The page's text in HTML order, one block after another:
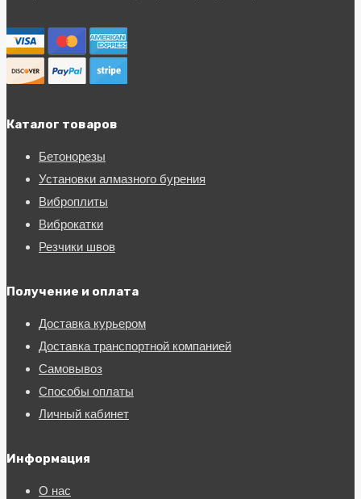
Каталог товаров
Бетонорезы
Установки алмазного бурения
Виброплиты
Виброкатки
Резчики швов
Получение и оплата
Доставка курьером
Доставка транспортной компанией
Самовывоз
Способы оплаты
Личный кабинет
Информация
О нас